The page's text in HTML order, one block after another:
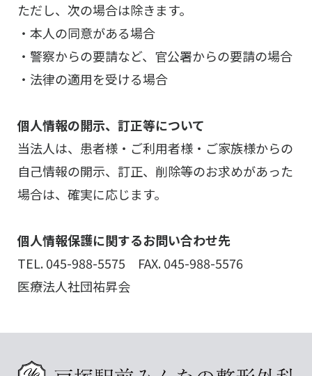
ただし、次の場合は除きます。
・本人の同意がある場合
・警察からの要請など、官公署からの要請の場合
・法律の適用を受ける場合
個人情報の開示、訂正等について
当法人は、患者様・ご利用者様・ご家族様からの
自己情報の開示、訂正、削除等のお求めがあった
場合は、確実に応じます。
個人情報保護に関するお問い合わせ先
TEL. 045-988-5575 FAX. 045-988-5576
医療法人社団祐昇会